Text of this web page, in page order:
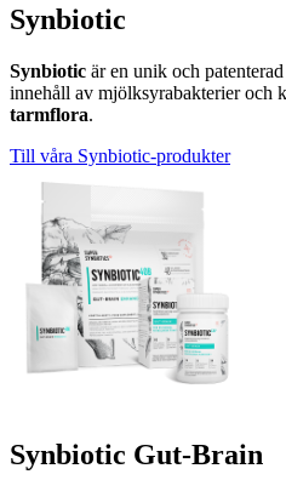
Synbiotic
Synbiotic är en unik och
innehåll av mjölksyrabakterier och
tarmflora.
Till våra Synbiotic-produkter
Synbiotic Gut-Brain